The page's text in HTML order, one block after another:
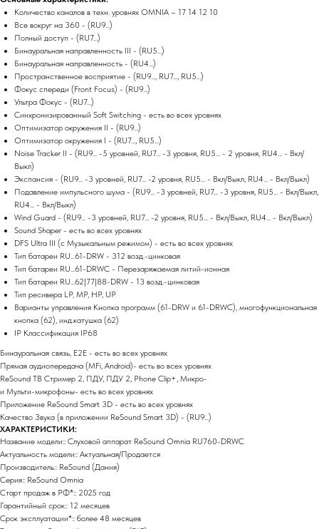
Количество каналов в техн. уровнях OMNIA – 17 14 12 10
Все вокруг на 360 - (RU9...)
Полный доступ - (RU7...)
Бинауральная направленность III - (RU5...)
Бинауральная направленность - (RU4...)
Пространственное восприятие - (RU9..., RU7..., RU5...)
Фокус спереди (Front Focus) - (RU9...)
Ультра Фокус - (RU7...)
Синхронизированный Soft Switching - есть во всех уровнях
Оптимизатор окружения II - (RU9...)
Оптимизатор окружения I - (RU7..., RU5...)
Noise Tracker II - (RU9... -5 уровней, RU7... -3 уровня, RU5... - 2 уровня, RU4... - Вкл/
Выкл)
Экспансия - (RU9... -3 уровней, RU7... -2 уровня, RU5... - Вкл/Выкл, RU4... - Вкл/Выкл)
Подавление импульсного шума - (RU9... -3 уровней, RU7... -3 уровня, RU5... - Вкл/Выкл,
RU4... - Вкл/Выкл)
Wind Guard - (RU9... -3 уровней, RU7... -2 уровня, RU5... - Вкл/Выкл, RU4... - Вкл/Выкл)
Sound Shaper - есть во всех уровнях
DFS Ultra III (с Музыкальным режимом) - есть во всех уровнях
Тип батареи RU...61-DRW - 312 возд.-цинковая
Тип батареи RU...61-DRWC - Перезаряжаемая литий-ионная
Тип батареи RU...62|77|88-DRW - 13 возд.-цинковая
Тип ресивера LP, MP, HP, UP
Варианты управления Кнопка программ (61-DRW и 61-DRWC), многофункциональная
кнопка (62), инд.катушка (62)
IP Классификация IP68
Бинауральная связь, E2E - есть во всех уровнях
Прямая аудиопередача (MFi, Android)- есть во всех уровнях
ReSound ТВ Стример 2, ПДУ, ПДУ 2, Phone Clip+, Микро-
и Мульти-микрофоны- есть во всех уровнях
Приложение ReSound Smart 3D - есть во всех уровнях
Качество Звука (в приложении ReSound Smart 3D) - (RU9...)
ХАРАКТЕРИСТИКИ:
Название модели:: Слуховой аппарат ReSound Omnia RU760-DRWC
Актуальность модели:: Актуальная/Продается
Производитель:: ReSound (Дания)
Серия:: ReSound Omnia
Старт продаж в РФ*:: 2025 год
Гарантийный срок:: 12 месяцев
Срок эксплуатации*:: более 48 месяцев